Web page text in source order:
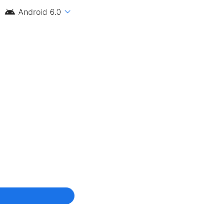
android Android 6.0 expand_more